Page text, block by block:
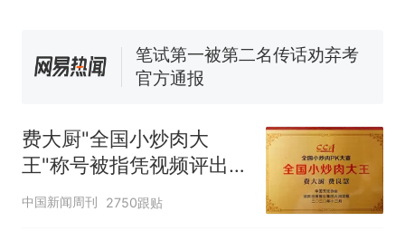
已叫停招聘，成立调查组全面
核查
笔试第一被第二名传话劝弃考
官方通报
因老师一句“跟我回家”改写了
人生
费大厨"全国小炒肉大
王"称号被指凭视频评出
官方回应
中国新闻周刊 2750跟贴